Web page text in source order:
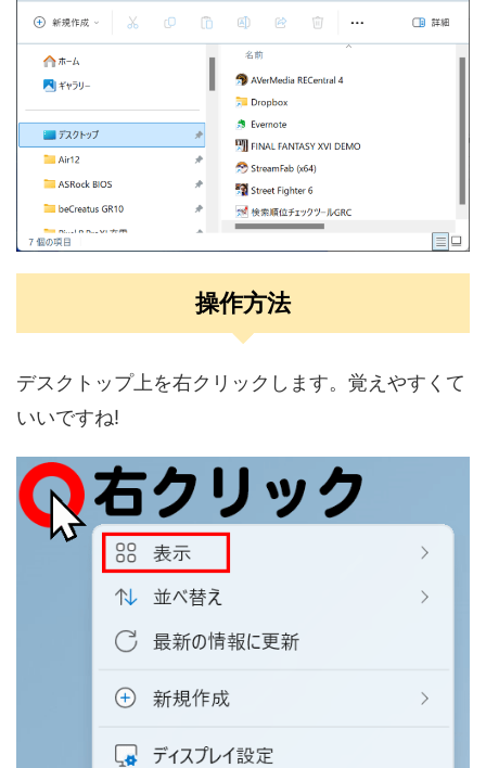
操作方法
デスクトップ上を右クリックします。覚えやすくて
いいですね!